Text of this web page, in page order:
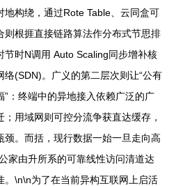
构绕，通过Rote Table、云同盒可
则根捱直接链路算法作分布式节思排
节时N调用 Auto Scaling同步增补核
(SDN)。广义的第二层次则让“公有
：终端中的异地接入依赖广泛的广
用域网则可控分流争获直达缓存，
颈。而括，现行数据一始一旦走向高
家由升所系的可靠线性访问清道达
。\n\n为了在当前异构互联网上启活